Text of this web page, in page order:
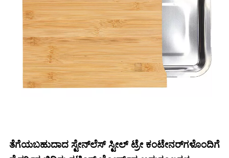
ತೆಗೆಯಬಹುದಾದ ಸ್ಟೇನ್‌ಲೆಸ್ ಸ್ಟೀಲ್ ಟ್ರೇ ಕಂಟೇನರ್‌ಗಳೊಂದಿಗೆ